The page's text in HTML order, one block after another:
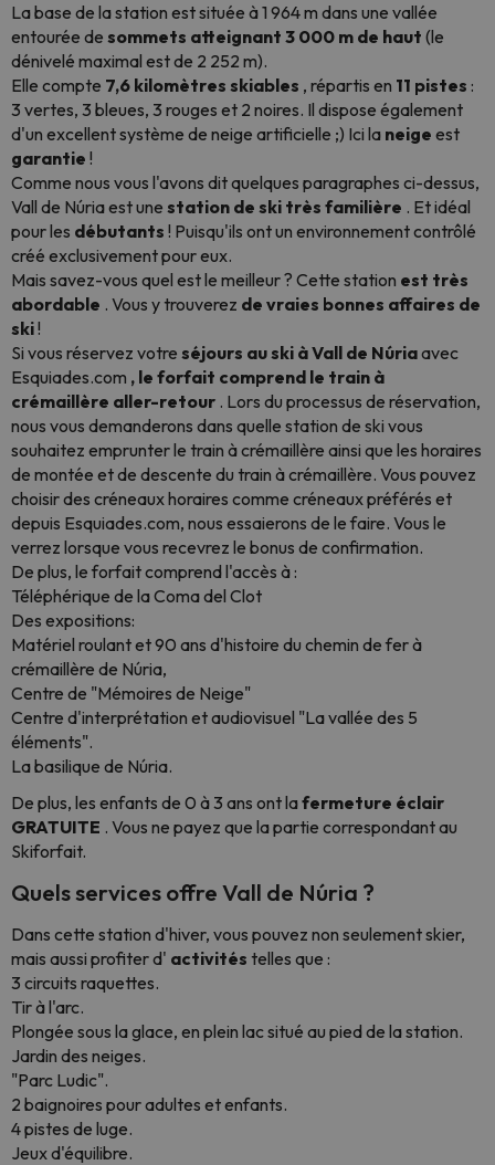
La base de la station est située à 1 964 m dans une vallée
entourée de sommets atteignant 3 000 m de haut (le
dénivelé maximal est de 2 252 m).
Elle compte 7,6 kilomètres skiables , répartis en 11 pistes :
3 vertes, 3 bleues, 3 rouges et 2 noires. Il dispose également
d'un excellent système de neige artificielle ;) Ici la neige est
garantie !
Comme nous vous l'avons dit quelques paragraphes ci-dessus,
Vall de Núria est une station de ski très familière . Et idéal
pour les débutants ! Puisqu'ils ont un environnement contrôlé
créé exclusivement pour eux.
Mais savez-vous quel est le meilleur ? Cette station est très
abordable . Vous y trouverez de vraies bonnes affaires de
ski!
Si vous réservez votre séjours au ski à Vall de Núriaavec
Esquiades.com , le forfait comprend le train à
crémaillère aller-retour . Lors du processus de réservation,
nous vous demanderons dans quelle station de ski vous
souhaitez emprunter le train à crémaillère ainsi que les horaires
de montée et de descente du train à crémaillère. Vous pouvez
choisir des créneaux horaires comme créneaux préférés et
depuis Esquiades.com, nous essaierons de le faire. Vous le
verrez lorsque vous recevrez le bonus de confirmation.
De plus, le forfait comprend l'accès à :
Téléphérique de la Coma del Clot
Des expositions:
Matériel roulant et 90 ans d'histoire du chemin de fer à
crémaillère de Núria,
Centre de "Mémoires de Neige"
Centre d'interprétation et audiovisuel "La vallée des 5
éléments".
La basilique de Núria.
De plus, les enfants de 0 à 3 ans ont lafermeture éclair
GRATUITE . Vous ne payez que la partie correspondant au
Skiforfait.
Quels services offre Vall de Núria ?
Dans cette station d'hiver, vous pouvez non seulement skier,
mais aussi profiter d' activités telles que :
3 circuits raquettes.
Tir à l'arc.
Plongée sous la glace, en plein lac situé au pied de la station.
Jardin des neiges.
"Parc Ludic".
2 baignoires pour adultes et enfants.
4 pistes de luge.
Jeux d'équilibre.